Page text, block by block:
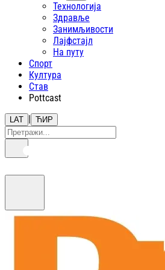
Технологија
Здравље
Занимљивости
Лајфстajл
На путу
Спорт
Култура
Став
Pottcast
LAT | ЋИР